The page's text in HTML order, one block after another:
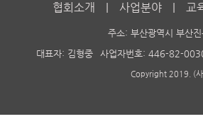
협회소개 사업분야 교
주소: 부산광역시 부산
대표자: 김형중
사업자번호: 446-82-
Copyright 2019. (사